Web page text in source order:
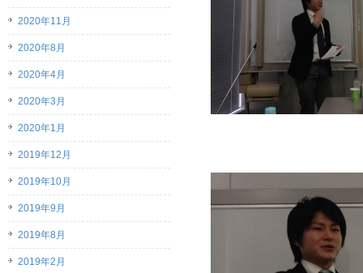
2020年11月
2020年8月
2020年4月
2020年3月
2020年1月
2019年12月
2019年10月
2019年9月
2019年8月
2019年2月